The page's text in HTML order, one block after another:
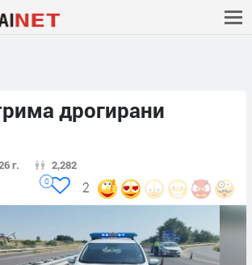
дрогирани
г. 2,282
2
0